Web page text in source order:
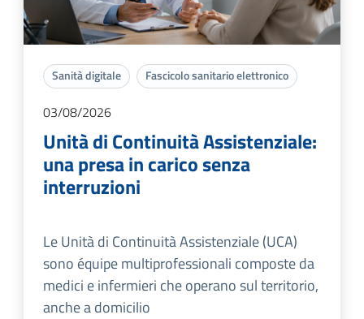
Sanità digitale Fascicolo sanitario elettronico
03/08/2026
Unità di Continuità Assistenziale:
una presa in carico senza
interruzioni
Le Unità di Continuità Assistenziale (UCA)
sono équipe multiprofessionali composte da
medici e infermieri che operano sul territorio,
anche a domicilio